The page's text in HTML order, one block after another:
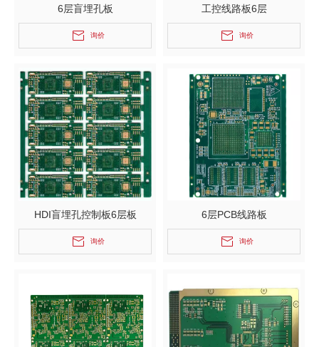
6层盲埋孔板
询价
工控线路板6层
询价
HDI盲埋孔控制板6层板
询价
6层PCB线路板
询价